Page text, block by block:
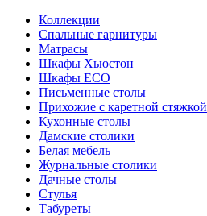
Коллекции
Спальные гарнитуры
Матрасы
Шкафы Хьюстон
Шкафы ECO
Письменные столы
Прихожие с каретной стяжкой
Кухонные столы
Дамские столики
Белая мебель
Журнальные столики
Дачные столы
Стулья
Табуреты